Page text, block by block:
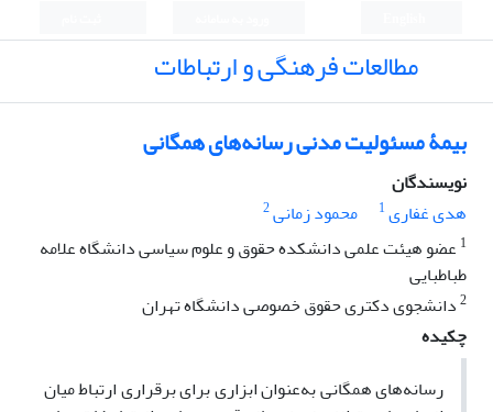
مطالعات فرهنگی و ارتباطات
بیمۀ مسئولیت مدنی رسانه‌های همگانی
نویسندگان
هدی غفاری1 محمود زمانی2
1 عضو هیئت علمی دانشکده حقوق و علوم سیاسی دانشگاه علامه
طباطبایی
2دانشجوی دکتری حقوق خصوصی دانشگاه تهران
چکیده
رسانه‌های همگانی به‌عنوان ابزاری برای برقراری ارتباط میان